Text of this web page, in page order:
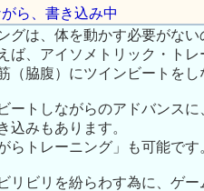
ら、書き込み中
グは、体を動かす必要がな
ば、アイソメトリック・ト
（脇腹）にツインビートを
ートしながらのアドバンス
込みもあります。
らトレーニング」も可能です
リビリを紛らわす為に、ゲ